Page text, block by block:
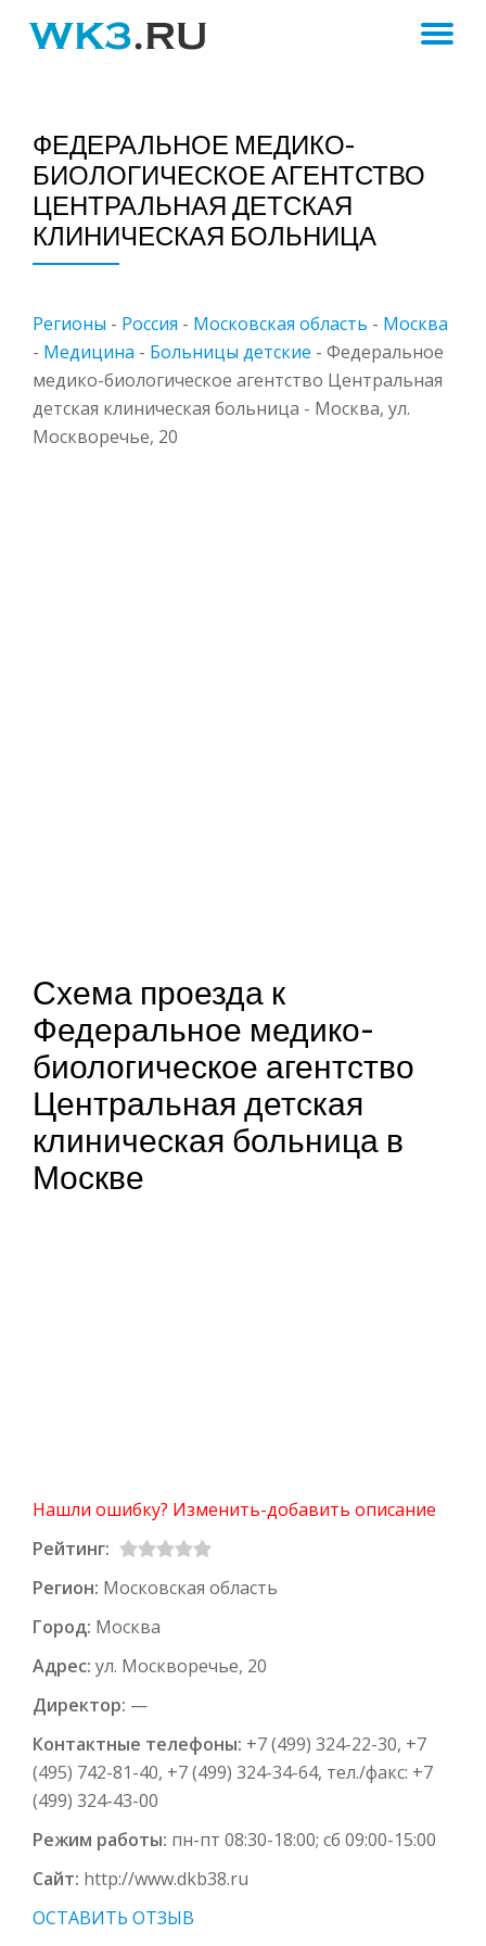
ФЕДЕРАЛЬНОЕ МЕДИКО-
БИОЛОГИЧЕСКОЕ АГЕНТСТВО
ЦЕНТРАЛЬНАЯ ДЕТСКАЯ
КЛИНИЧЕСКАЯ БОЛЬНИЦА
Регионы - Россия - Московская область - Москва
- Медицина - Больницы детские - Федеральное
медико-биологическое агентство Центральная
детская клиническая больница - Москва, ул.
Москворечье, 20
Схема проезда к
Федеральное медико-
биологическое агентство
Центральная детская
клиническая больница в
Москве
Нашли ошибку? Изменить-добавить описание
Рейтинг:
Регион: Московская область
Город: Москва
Адрес: ул. Москворечье, 20
Директор: —
Контактные телефоны: +7 (499) 324-22-30, +7
(495) 742-81-40, +7 (499) 324-34-64, тел./факс: +7
(499) 324-43-00
Режим работы: пн-пт 08:30-18:00; сб 09:00-15:00
Сайт: http://www.dkb38.ru
ОСТАВИТЬ ОТЗЫВ